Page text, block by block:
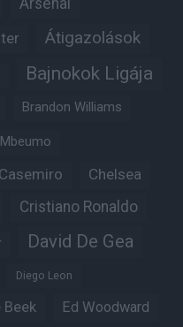
Arsenal
Átigazolások
Bajnokok Ligája
Brandon Williams
Casemiro Chelsea
Cristiano Ronaldo
David De Gea
Diego Leon
Beek Ed Woodward